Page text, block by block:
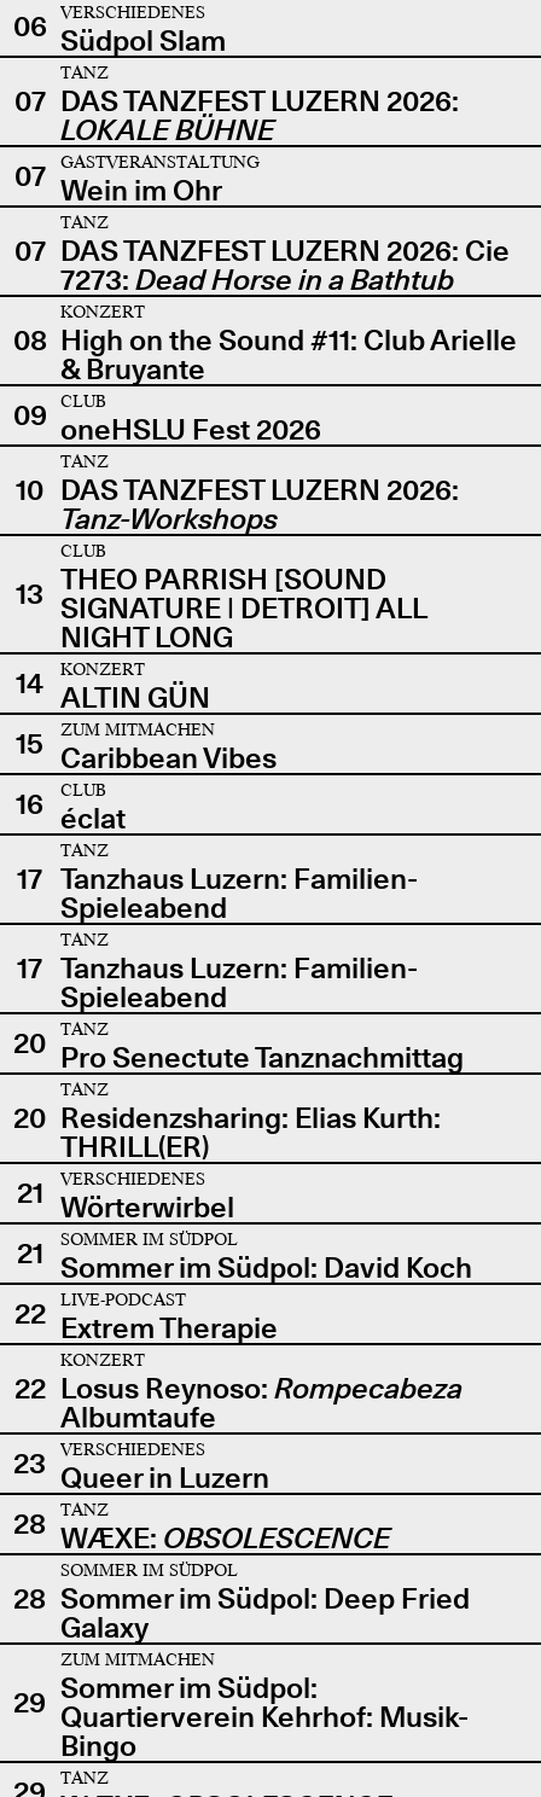
06
VERSCHIEDENES
Südpol Slam
07
TANZ
DAS TANZFEST LUZERN 2026:
LOKALE BÜHNE
07
GASTVERANSTALTUNG
Wein im Ohr
07
TANZ
DAS TANZFEST LUZERN 2026: Cie
7273: Dead Horse in a Bathtub
08
KONZERT
High on the Sound #11: Club Arielle
& Bruyante
09
CLUB
oneHSLU Fest 2026
10
TANZ
DAS TANZFEST LUZERN 2026:
Tanz-Workshops
13
CLUB
THEO PARRISH [SOUND
SIGNATURE | DETROIT] ALL
NIGHT LONG
14
KONZERT
ALTIN GÜN
15
ZUM MITMACHEN
Caribbean Vibes
16
CLUB
éclat
17
TANZ
Tanzhaus Luzern: Familien-
Spieleabend
17
TANZ
Tanzhaus Luzern: Familien-
Spieleabend
20
TANZ
Pro Senectute Tanznachmittag
20
TANZ
Residenzsharing: Elias Kurth:
THRILL(ER)
21
VERSCHIEDENES
Wörterwirbel
21
SOMMER IM SÜDPOL
Sommer im Südpol: David Koch
22
LIVE-PODCAST
Extrem Therapie
22
KONZERT
Losus Reynoso: Rompecabeza
Albumtaufe
23
VERSCHIEDENES
Queer in Luzern
28
TANZ
WÆXE: OBSOLESCENCE
28
SOMMER IM SÜDPOL
Sommer im Südpol: Deep Fried
Galaxy
29
ZUM MITMACHEN
Sommer im Südpol:
Quartierverein Kehrhof: Musik-
Bingo
TANZ